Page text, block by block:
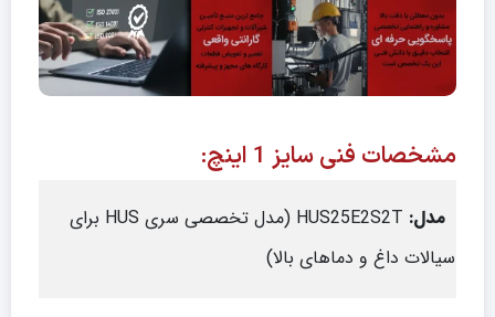
مشخصات فنی سایز 1 اینچ:
مدل:
HUS25E2S2T (مدل تخصصی سری HUS برای
سیالات داغ و دماهای بالا)